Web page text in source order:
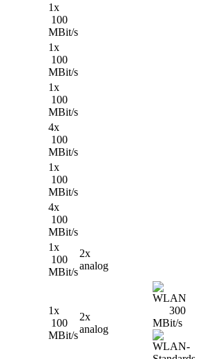
1x
100
MBit/s
1x
100
MBit/s
1x
100
MBit/s
4x
100
MBit/s
1x
100
MBit/s
4x
100
MBit/s
1x
100
MBit/s
2x
analog
1x
100
MBit/s
2x
analog
300
MBit/s